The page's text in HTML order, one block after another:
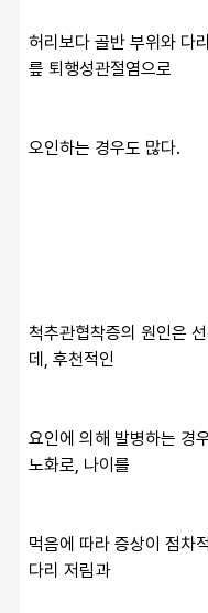
허리보다 골반 부위와 다
릎 퇴행성관절염으로
오인하는 경우도 많다.
척추관협착증의 원인은
데, 후천적인
요인에 의해 발병하는 경
노화로, 나이를
먹음에 따라 증상이 점차
다리 저림과